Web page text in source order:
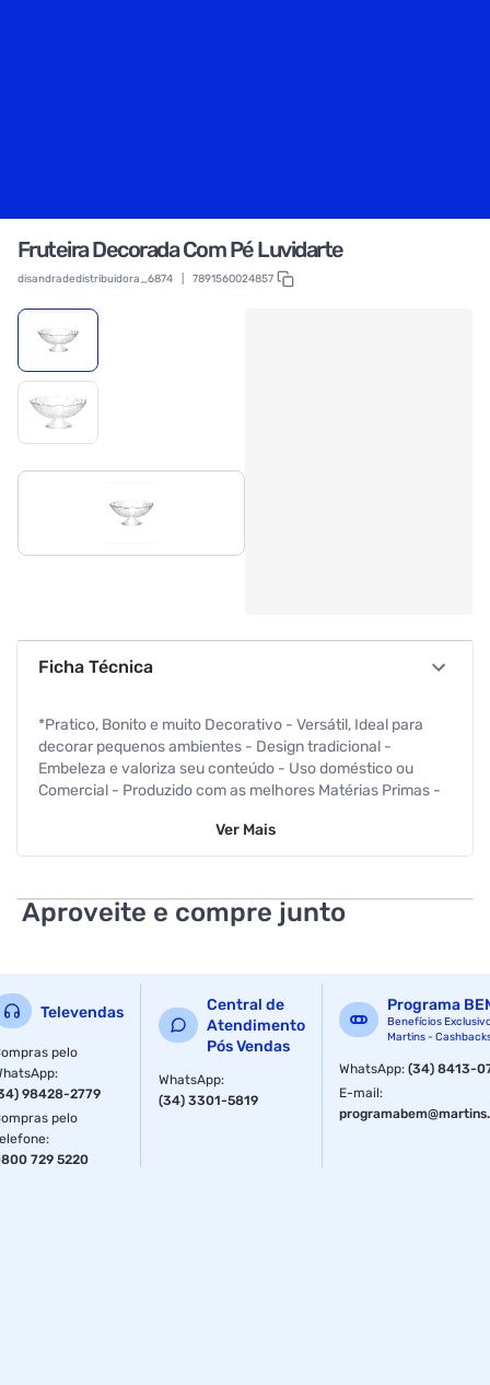
Fruteira Decorada Com Pé Luvidarte
disandradedistribuidora_6874 7891560024857
Ficha Técnica
*Pratico, Bonito e muito Decorativo - Versátil, Ideal para
decorar pequenos ambientes - Design tradicional -
Embeleza e valoriza seu conteúdo - Uso doméstico ou
Comercial - Produzido com as melhores Matérias Primas -
ESPECIAL EM DECORAR, EMBELEZAR E HARMONIZAR
115-L
Dimensões (Sem embalagem): 27x27x13cm
Dimensões: 27,0 x 27,0 x 13,0cm
Peso Líquido: 1380 g
Peso Bruto: 1838 g
Ver Mais
Aproveite e compre junto
Televendas
pelo
:
98428-2779
pelo
:
729 5220
Central de
Atendimento
Pós Vendas
WhatsApp:
(34) 3301-5819
Programa
Benefícios
Martins -
WhatsApp:(34) 8413-
E-mail: